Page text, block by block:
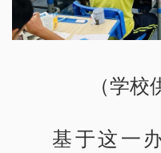
（学
基于这一